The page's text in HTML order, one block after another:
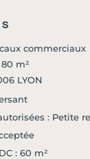
commerciaux
80 m²
LYON
: Petite
: 60 m²